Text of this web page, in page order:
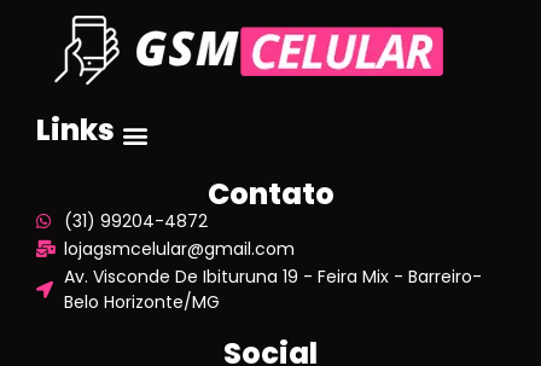
Links
Contato
(31) 99204-4872
lojagsmcelular@gmail.com
Av. Visconde De Ibituruna 19 - Feira Mix - Barreiro-
Belo Horizonte/MG
Social